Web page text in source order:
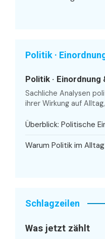
Politik ·
Politik · Einordnung
Sachliche Analysen
ihrer Wirkung auf
Überblick: Politische
Warum Politik im
Schlagzeilen
Was jetzt zählt